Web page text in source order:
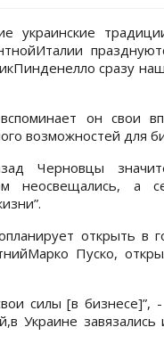
украинские
сразу
он свои
возможностей для
Черновцы
неосвещались, а
открыть в
Пуско,
силы [в бизнесе]”, -
Украине